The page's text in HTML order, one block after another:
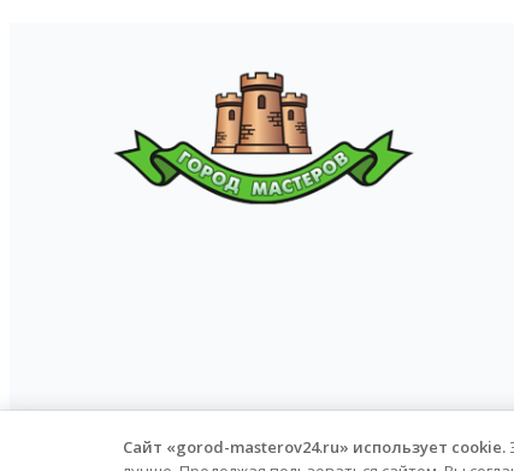
Сайт «gorod-masterov24.ru» использует cookie.